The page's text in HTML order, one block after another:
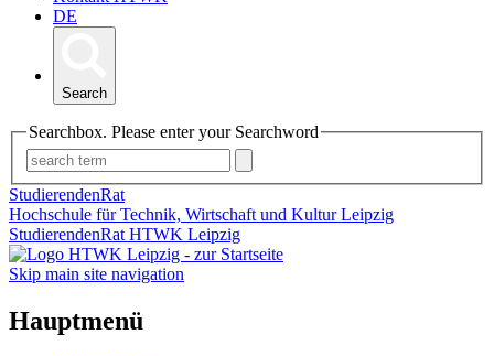
DE
Search
Searchbox. Please enter your Searchword
StudierendenRat
Hochschule für Technik, Wirtschaft und Kultur Leipzig
StudierendenRat HTWK Leipzig
Skip main site navigation
Hauptmenü